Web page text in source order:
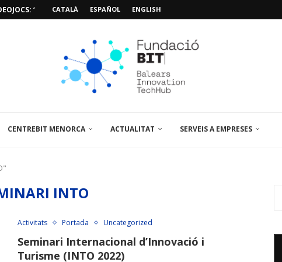
3D PER A...CATALÀ ESPAÑOL ENGLISH
CENTREBIT MENORCA ACTUALITAT SERVEIS A EMPRESES
INTO
Activitats Portada Uncategorized
Seminari Internacional d’Innovació i
Turisme (INTO 2022)